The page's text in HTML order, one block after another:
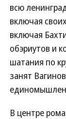
всю
включая
включая
обэриутов и
шатания по
занят
В центре